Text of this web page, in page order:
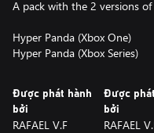
A pack with the 2 versions
Hyper Panda (Xbox One)
Hyper Panda (Xbox Series)
Được phát hành
bởi
RAFAEL V.F
Được
bởi
RAFAEL